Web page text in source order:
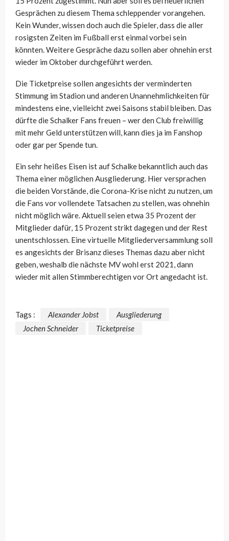
Gesprächen zu diesem Thema schleppender vorangehen.
Kein Wunder, wissen doch auch die Spieler, dass die aller
rosigsten Zeiten im Fußball erst einmal vorbei sein
könnten. Weitere Gespräche dazu sollen aber ohnehin erst
wieder im Oktober durchgeführt werden.
Die Ticketpreise sollen angesichts der verminderten
Stimmung im Stadion und anderen Unannehmlichkeiten für
mindestens eine, vielleicht zwei Saisons stabil bleiben. Das
dürfte die Schalker Fans freuen – wer den Club freiwillig
mit mehr Geld unterstützen will, kann dies ja im Fanshop
oder gar per Spende tun.
Ein sehr heißes Eisen ist auf Schalke bekanntlich auch das
Thema einer möglichen Ausgliederung. Hier versprachen
die beiden Vorstände, die Corona-Krise nicht zu nutzen, um
die Fans vor vollendete Tatsachen zu stellen, was ohnehin
nicht möglich wäre. Aktuell seien etwa 35 Prozent der
Mitglieder dafür, 15 Prozent strikt dagegen und der Rest
unentschlossen. Eine virtuelle Mitgliederversammlung soll
es angesichts der Brisanz dieses Themas dazu aber nicht
geben, weshalb die nächste MV wohl erst 2021, dann
wieder mit allen Stimmberechtigen vor Ort angedacht ist.
Tags : Alexander Jobst
Ausgliederung
Jochen Schneider
Ticketpreise